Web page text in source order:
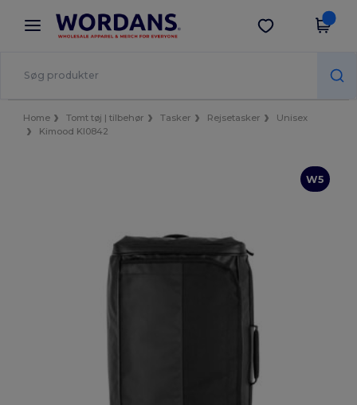
× Wordans-app
Bedre priser i appen!
Hent app
Home Tomt tøj | tilbehør Tasker Rejsetasker
Unisex
Kimood KI0842
W5